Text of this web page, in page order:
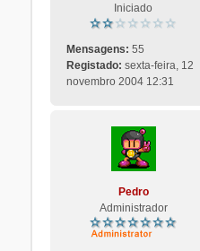
Iniciado
Mensagens: 55
Registado: sexta-feira, 12
novembro 2004 12:31
Pedro
Administrador